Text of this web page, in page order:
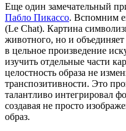
Еще один замечательный
Пабло Пикассо. Вспомним
(Le Chat). Картина
животного, но и
в цельное произведение
изучить отдельные части
целостность образа не
транспозитивности. Это
талантливо интегрировал
создавая не просто
образ.